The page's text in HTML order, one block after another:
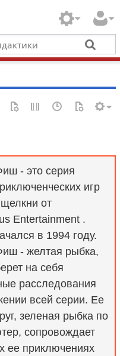
- это серия
игр
от
Entertainment .
в 1994 году.
- желтая рыбка,
на себя
расследования
всей серии. Ее
зеленая рыбка по
сопровождает
ее приключениях